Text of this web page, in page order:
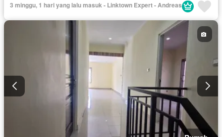
3 minggu, 1 hari yang lalu masuk - Linktown Expert - Andreas